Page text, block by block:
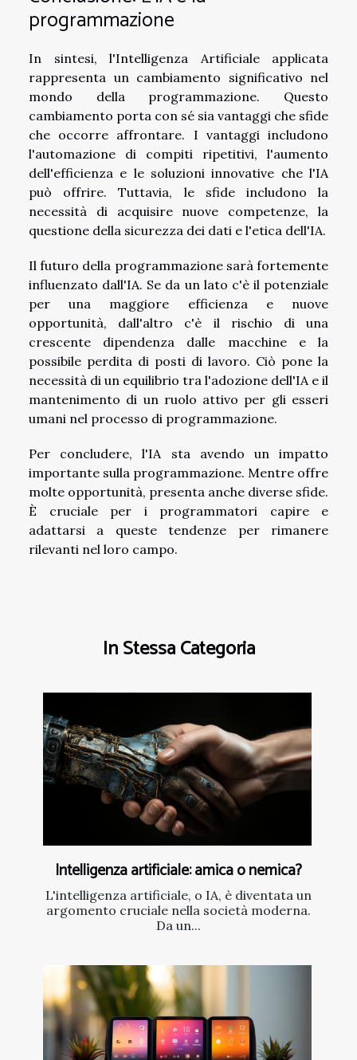
programmazione
In sintesi, l'Intelligenza Artificiale applicata
rappresenta un cambiamento significativo nel
mondo della programmazione. Questo
cambiamento porta con sé sia vantaggi che sfide
che occorre affrontare. I vantaggi includono
l'automazione di compiti ripetitivi, l'aumento
dell'efficienza e le soluzioni innovative che l'IA
può offrire. Tuttavia, le sfide includono la
necessità di acquisire nuove competenze, la
questione della sicurezza dei dati e l'etica dell'IA.
Il futuro della programmazione sarà fortemente
influenzato dall'IA. Se da un lato c'è il potenziale
per una maggiore efficienza e nuove
opportunità, dall'altro c'è il rischio di una
crescente dipendenza dalle macchine e la
possibile perdita di posti di lavoro. Ciò pone la
necessità di un equilibrio tra l'adozione dell'IA e il
mantenimento di un ruolo attivo per gli esseri
umani nel processo di programmazione.
Per concludere, l'IA sta avendo un impatto
importante sulla programmazione. Mentre offre
molte opportunità, presenta anche diverse sfide.
È cruciale per i programmatori capire e
adattarsi a queste tendenze per rimanere
rilevanti nel loro campo.
In Stessa Categoria
Intelligenza artificiale: amica o nemica?
L'intelligenza artificiale, o IA, è diventata un
argomento cruciale nella società moderna.
Da un...